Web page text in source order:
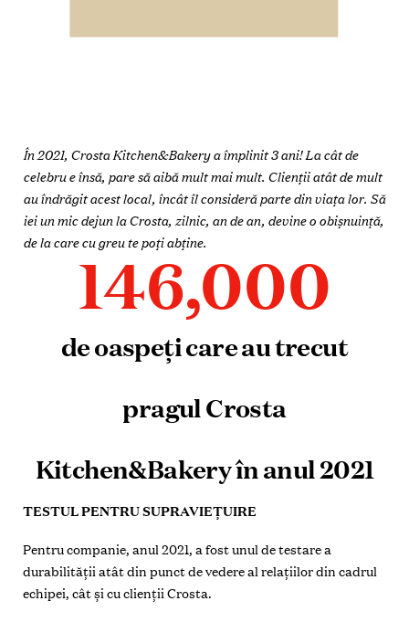
În 2021, Crosta Kitchen&Bakery a împlinit 3 ani! La cât de
celebru e însă, pare să aibă mult mai mult. Clienţii atât de mult
au îndrăgit acest local, încât îl consideră parte din viața lor. Să
iei un mic dejun la Crosta, zilnic, an de an, devine o obișnuință,
de la care cu greu te poți abține.
146,000
de oaspeți care au trecut
pragul Crosta
Kitchen&Bakery în anul 2021
TESTUL PENTRU SUPRAVIEȚUIRE
Pentru companie, anul 2021, a fost unul de testare a
durabilității atât din punct de vedere al relațiilor din cadrul
echipei, cât și cu clienții Crosta.